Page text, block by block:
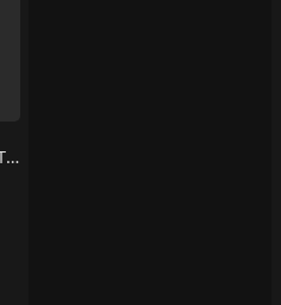
AM La Scampia – IMSI CATCHER